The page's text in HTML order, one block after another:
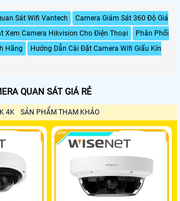
Sát Wifi Vantech
Camera Giám Sát 360 Độ Giá
Xem Camera Hikvision Cho Điện Thoại
Phân Phối
Hãng
Hướng Dẫn Cài Đặt Camera Wifi Giấu Kín
QUAN SÁT GIÁ RẺ
4K SẢN PHẨM THAM KHẢO